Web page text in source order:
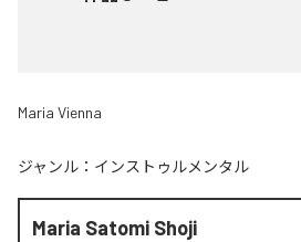
Maria Vienna
ジャンル： インストゥルメンタル
Maria Satomi Shoji